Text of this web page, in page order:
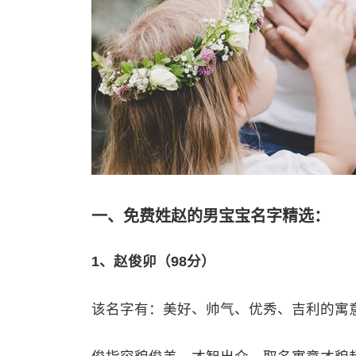
一、免费姓赵的男宝宝名字精选：
1、赵俊卯（98分）
该名字有：美好、帅气、优秀、吉利的寓